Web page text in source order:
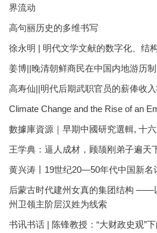
界流动
高句丽历史的多维书写
徐永明 | 明代文学文献的数字化、结
姜博||晚清朝鲜商民在中国内地游历
高寿仙||明代后期武职官员的薪俸收
Climate Change and the Rise of an
數據庫資源｜早期中國研究選輯, 十
王学典：逼人成材，顾颉刚弟子遍天
黄兴涛丨19世纪20—50年代中国新名
后蒙古时代建州女真的集团结构 ——
州卫领主阶层汉姓为线索
书讯书话 | 陈锋教授：“大财政史观”